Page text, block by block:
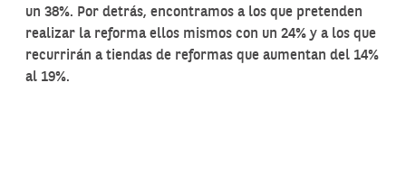
un 38%. Por detrás, encontramos a los que pretenden
realizar la reforma ellos mismos con un 24% y a los que
recurrirán a tiendas de reformas que aumentan del 14%
al 19%.